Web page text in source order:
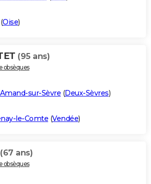
(Oise)
(95 ans)
obsèques
sur-Sèvre (Deux-Sèvres)
le-Comte (Vendée)
(67 ans)
obsèques